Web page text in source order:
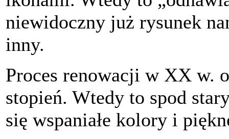
niewidoczny już rysunek
inny.
Proces renowacji w XX w.
stopień. Wtedy to spod
się wspaniałe kolory i